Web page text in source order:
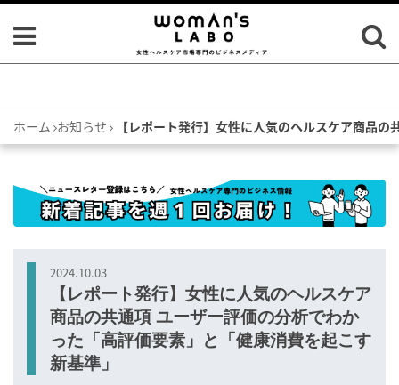
ホーム お知らせ 【レポート発行】女性に人気のヘルスケア商品
2024.10.03
【レポート発行】女性に人気のヘルスケア
商品の共通項 ユーザー評価の分析でわか
った「高評価要素」と「健康消費を起こす
新基準」